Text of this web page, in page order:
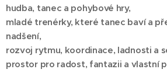
hudba, tanec a pohybové hry,
mladé trenérky, které tanec baví a
nadšení,
rozvoj rytmu, koordinace, ladnosti a
prostor pro radost, fantazii a vlastní